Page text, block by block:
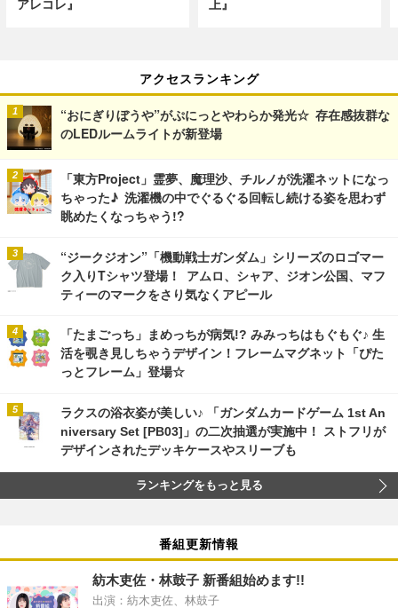
アレコレ』
上』
アクセスランキング
“おにぎりぼうや”がぷにっとやわらか発光☆ 存在感抜群な
のLEDルームライトが新登場
「東方Project」霊夢、魔理沙、チルノが洗濯ネットになっ
ちゃった♪ 洗濯機の中でぐるぐる回転し続ける姿を思わず
眺めたくなっちゃう!?
“ジークジオン”「機動戦士ガンダム」シリーズのロゴマー
ク入りTシャツ登場！ アムロ、シャア、ジオン公国、マフ
ティーのマークをさり気なくアピール
「たまごっち」まめっちが病気!? みみっちはもぐもぐ♪ 生
活を覗き見しちゃうデザイン！フレームマグネット「ぴた
っとフレーム」登場☆
ラクスの浴衣姿が美しい♪ 「ガンダムカードゲーム 1st An
niversary Set [PB03]」の二次抽選が実施中！ ストフリが
デザインされたデッキケースやスリーブも
ランキングをもっと見る
番組更新情報
紡木吏佐・林鼓子 新番組始めます!!
出演：紡木吏佐、林鼓子